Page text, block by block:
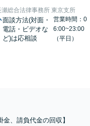
総合法律事務所 東京支所
面談方法(対面・
電話・ビデオな
ど)は応相談
営業時間：0
6:00~23:00
（平日）
、請負代金の回収】